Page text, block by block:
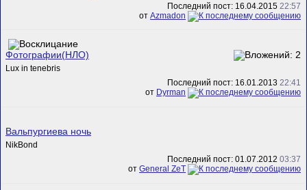
Последний пост: 16.04.2015 22:57
от Azmadon
Фотографии(НЛО)
Lux in tenebris
Последний пост: 16.01.2013 22:41
от Dyrman
Вальпургиева ночь
NikBond
Последний пост: 01.07.2012 03:37
от General ZeT